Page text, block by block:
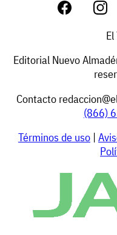
Editorial Nuevo
Contacto
(866)
Términos de uso |